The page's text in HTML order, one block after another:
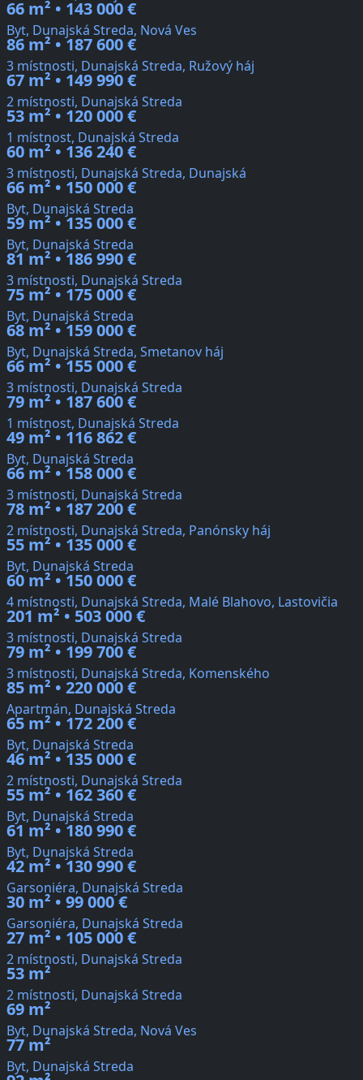
66 m² • 143 000 €
Byt, Dunajská Streda, Nová Ves
86 m² • 187 600 €
3 místnosti, Dunajská Streda, Ružový háj
67 m² • 149 990 €
2 místnosti, Dunajská Streda
53 m² • 120 000 €
1 místnost, Dunajská Streda
60 m² • 136 240 €
3 místnosti, Dunajská Streda, Dunajská
66 m² • 150 000 €
Byt, Dunajská Streda
59 m² • 135 000 €
Byt, Dunajská Streda
81 m² • 186 990 €
3 místnosti, Dunajská Streda
75 m² • 175 000 €
Byt, Dunajská Streda
68 m² • 159 000 €
Byt, Dunajská Streda, Smetanov háj
66 m² • 155 000 €
3 místnosti, Dunajská Streda
79 m² • 187 600 €
1 místnost, Dunajská Streda
49 m² • 116 862 €
Byt, Dunajská Streda
66 m² • 158 000 €
3 místnosti, Dunajská Streda
78 m² • 187 200 €
2 místnosti, Dunajská Streda, Panónsky háj
55 m² • 135 000 €
Byt, Dunajská Streda
60 m² • 150 000 €
4 místnosti, Dunajská Streda, Malé Blahovo, Lastovičia
201 m² • 503 000 €
3 místnosti, Dunajská Streda
79 m² • 199 700 €
3 místnosti, Dunajská Streda, Komenského
85 m² • 220 000 €
Apartmán, Dunajská Streda
65 m² • 172 200 €
Byt, Dunajská Streda
46 m² • 135 000 €
2 místnosti, Dunajská Streda
55 m² • 162 360 €
Byt, Dunajská Streda
61 m² • 180 990 €
Byt, Dunajská Streda
42 m² • 130 990 €
Garsoniéra, Dunajská Streda
30 m² • 99 000 €
Garsoniéra, Dunajská Streda
27 m² • 105 000 €
2 místnosti, Dunajská Streda
53 m²
2 místnosti, Dunajská Streda
69 m²
Byt, Dunajská Streda, Nová Ves
77 m²
Byt, Dunajská Streda